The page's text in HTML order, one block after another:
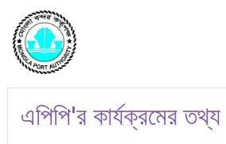
এপিপি'র কার্যক্রমের তথ্য